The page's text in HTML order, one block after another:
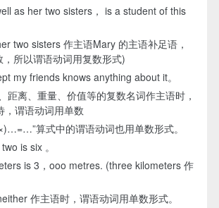
as her two sisters， is a student of this
sisters 作主语Mary 的主语补足语，
所以谓语动词用复数形式)
friends knows anything about it。
、重量、价值等的复数名词作主语时，
，谓语动词用单数
算式中的谓语动词也用单数形式。
is six 。
is 3，ooo metres. (three kilometers 作
作主语时，谓语动词用单数形式。